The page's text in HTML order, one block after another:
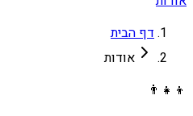
דף הבית
אודות
👨‍👧‍👦